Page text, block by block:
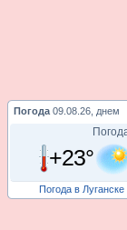
Погода 09.08.26, днем
+23°
Погода в Луганске